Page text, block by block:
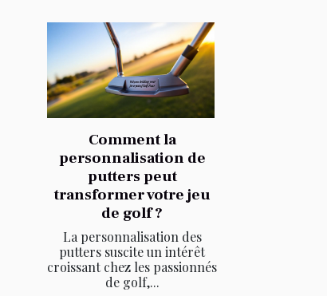
Comment la
personnalisation de
putters peut
transformer votre jeu
de golf ?
La personnalisation des
putters suscite un intérêt
croissant chez les passionnés
de golf,...